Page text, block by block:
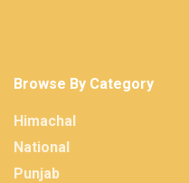
Browse By Category
Himachal
National
Punjab